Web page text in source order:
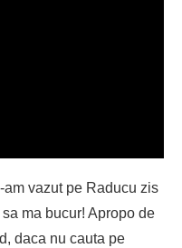
vazut pe Raducu zis
ma bucur! Apropo de
daca nu cauta pe